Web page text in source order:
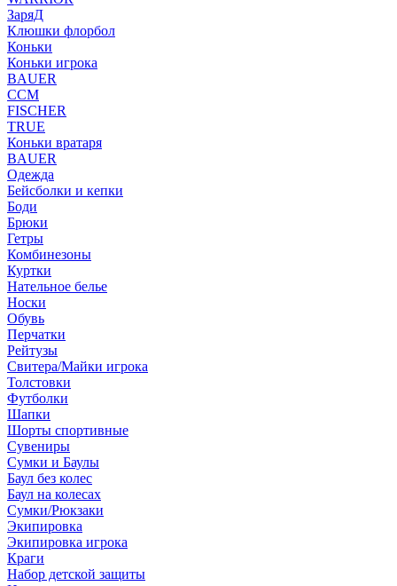
ЗаряД
Клюшки флорбол
Коньки
Коньки игрока
BAUER
CCM
FISCHER
TRUE
Коньки вратаря
BAUER
Одежда
Бейсболки и кепки
Боди
Брюки
Гетры
Комбинезоны
Куртки
Нательное белье
Носки
Обувь
Перчатки
Рейтузы
Свитера/Майки игрока
Толстовки
Футболки
Шапки
Шорты спортивные
Сувениры
Сумки и Баулы
Баул без колес
Баул на колесах
Сумки/Рюкзаки
Экипировка
Экипировка игрока
Краги
Набор детской защиты